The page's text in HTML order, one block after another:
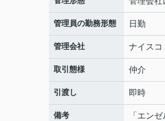
管理員の勤務形態 日勤
管理会社 ナイスコ
取引態様 仲介
引渡し 即時
備考
「エン